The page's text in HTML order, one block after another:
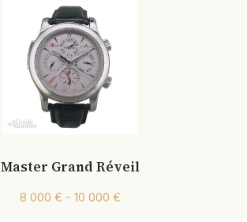
Master Grand Réveil
8 000 € - 10 000 €